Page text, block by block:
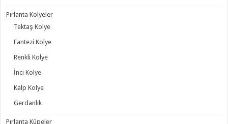
Pırlanta Kolyeler
Tektaş Kolye
Fantezi Kolye
Renkli Kolye
İnci Kolye
Kalp Kolye
Gerdanlık
Pırlanta Küpeler